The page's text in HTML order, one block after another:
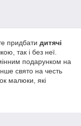
придбати дитячі
так і без неї.
подарунком на
свято на честь
малюки, які
дозволяє
дозволяє